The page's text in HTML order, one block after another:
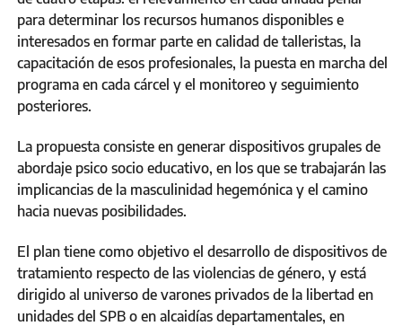
para determinar los recursos humanos disponibles e
interesados en formar parte en calidad de talleristas, la
capacitación de esos profesionales, la puesta en marcha del
programa en cada cárcel y el monitoreo y seguimiento
posteriores.
La propuesta consiste en generar dispositivos grupales de
abordaje psico socio educativo, en los que se trabajarán las
implicancias de la masculinidad hegemónica y el camino
hacia nuevas posibilidades.
El plan tiene como objetivo el desarrollo de dispositivos de
tratamiento respecto de las violencias de género, y está
dirigido al universo de varones privados de la libertad en
unidades del SPB o en alcaidías departamentales, en